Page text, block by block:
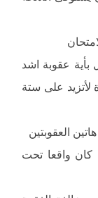
بأیة عقوبة اشد
على ستة
العقوبتین
كان واقعا تحت